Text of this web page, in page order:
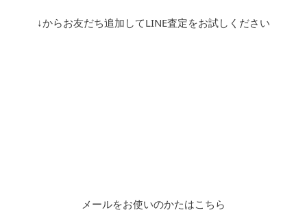
↓からお友だち追加してLINE査定をお試しください
メールをお使いのかたはこちら